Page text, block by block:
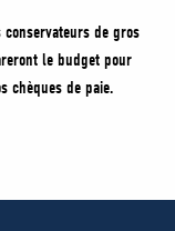
de gros
le budget pour
chèques de paie.